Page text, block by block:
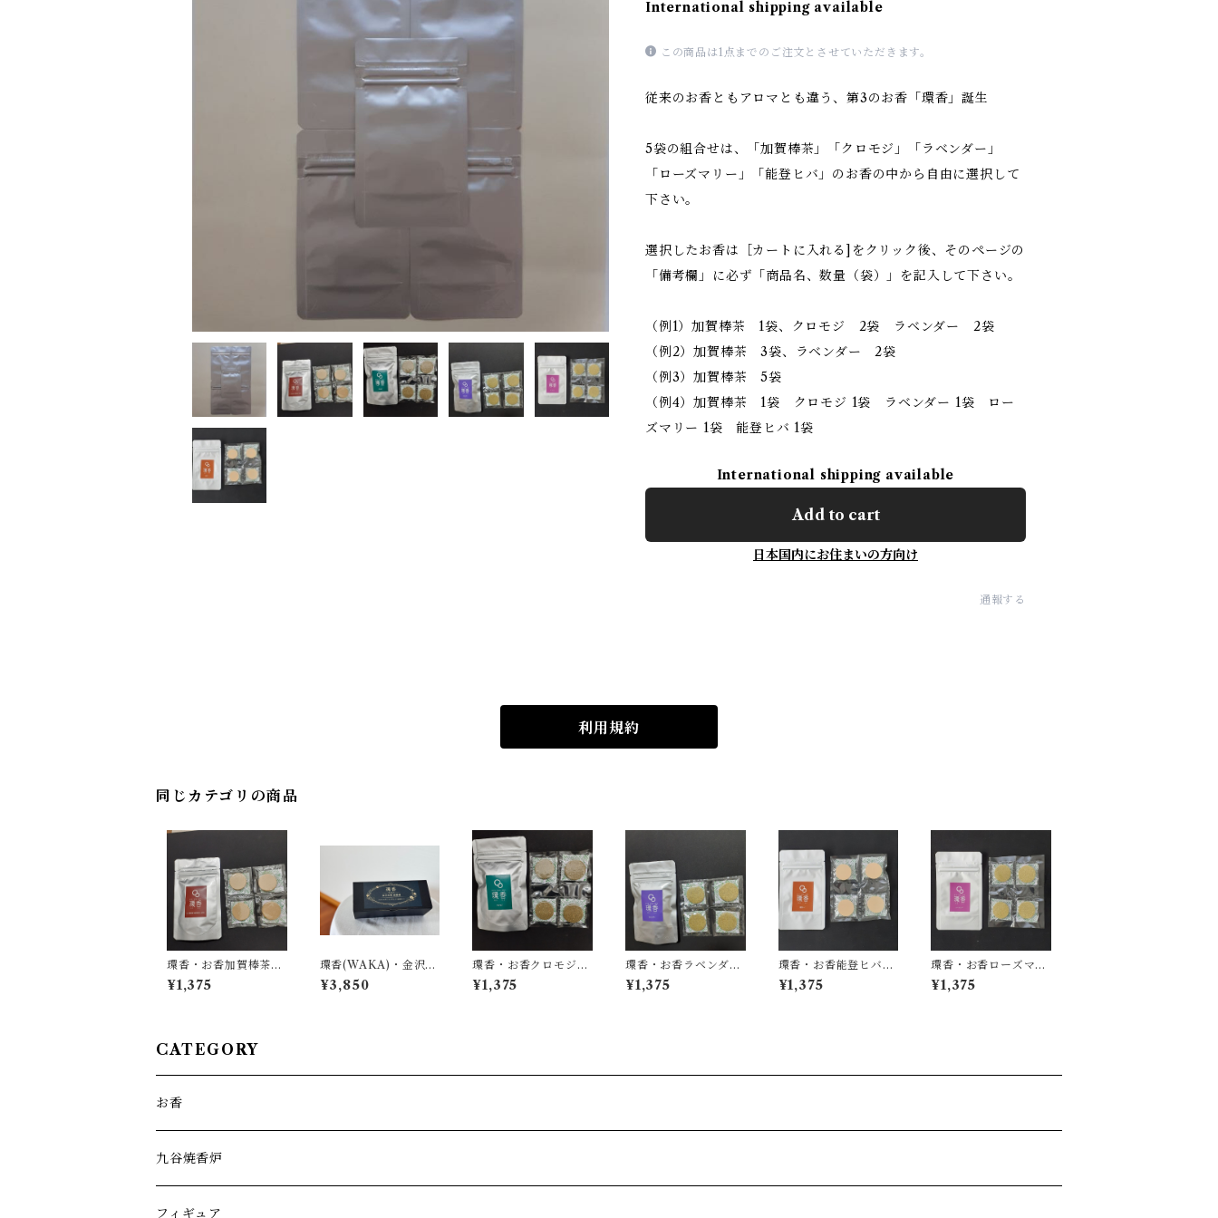
International shipping available
この商品は1点までのご注文とさせていただきます。
従来のお香ともアロマとも違う、第3のお香「環香」誕生
5袋の組合せは、「加賀棒茶」「クロモジ」「ラベンダー」
「ローズマリー」「能登ヒバ」のお香の中から自由に選択して
下さい。
選択したお香は［カートに入れる]をクリック後、そのページの
「備考欄」に必ず「商品名、数量（袋）」を記入して下さい。
（例1）加賀棒茶 1袋、クロモジ 2袋 ラベンダー 2袋
（例2）加賀棒茶 3袋、ラベンダー 2袋
（例3）加賀棒茶 5袋
（例4）加賀棒茶 1袋 クロモジ 1袋 ラベンダー 1袋 ロー
ズマリー 1袋 能登ヒバ 1袋
International shipping available
Add to cart
日本国内にお住まいの方向け
通報する
利用規約
同じカテゴリの商品
環香・お香加賀棒茶1
袋
¥1,375
環香(WAKA)・金沢五
香 試香箱
¥3,850
環香・お香クロモジ1
袋
¥1,375
環香・お香ラベンダー
1袋
¥1,375
環香・お香能登ヒバ1
袋
¥1,375
環香・お香ローズマリ
ー1袋
¥1,375
CATEGORY
お香
九谷焼香炉
フィギュア